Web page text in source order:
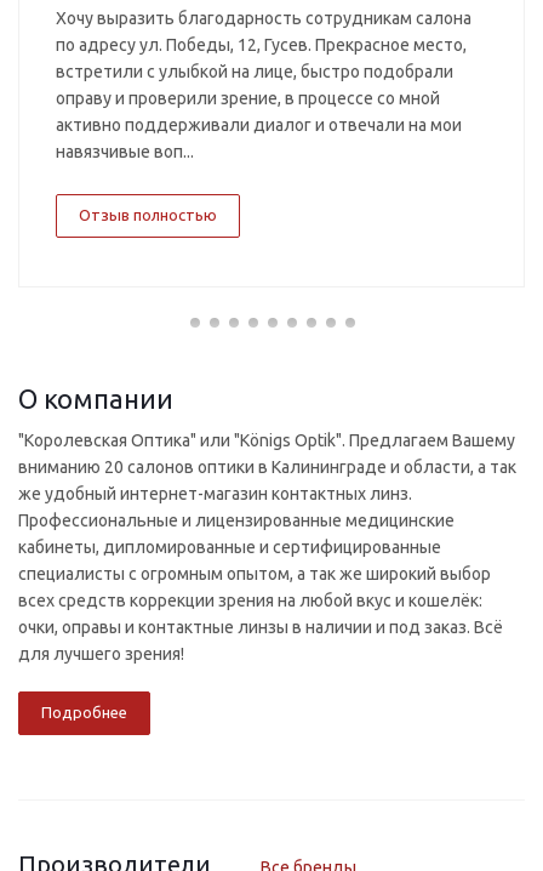
Хочу выразить благодарность сотрудникам салона
по адресу ул. Победы, 12, Гусев. Прекрасное место,
встретили с улыбкой на лице, быстро подобрали
оправу и проверили зрение, в процессе со мной
активно поддерживали диалог и отвечали на мои
навязчивые воп...
Отзыв полностью
О компании
"Королевская Оптика" или "Königs Optik". Предлагаем Вашему
вниманию 20 салонов оптики в Калининграде и области, а так
же удобный интернет-магазин контактных линз.
Профессиональные и лицензированные медицинские
кабинеты, дипломированные и сертифицированные
специалисты с огромным опытом, а так же широкий выбор
всех средств коррекции зрения на любой вкус и кошелёк:
очки, оправы и контактные линзы в наличии и под заказ. Всё
для лучшего зрения!
Подробнее
Производители